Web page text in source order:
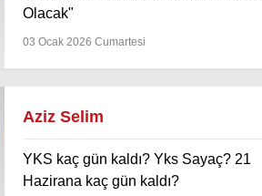
Olacak"
03 Ocak 2026 Cumartesi
Aziz Selim
YKS kaç gün kaldı? Yks Sayaç? 21
Hazirana kaç gün kaldı?